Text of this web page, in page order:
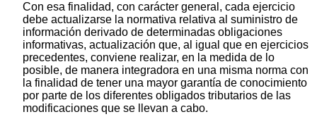
Con esa finalidad, con carácter general, cada ejercicio
debe actualizarse la normativa relativa al suministro de
información derivado de determinadas obligaciones
informativas, actualización que, al igual que en ejercicios
precedentes, conviene realizar, en la medida de lo
posible, de manera integradora en una misma norma con
la finalidad de tener una mayor garantía de conocimiento
por parte de los diferentes obligados tributarios de las
modificaciones que se llevan a cabo.